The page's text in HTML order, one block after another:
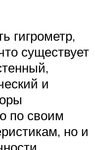
гигрометр,
существует
и
по своим
но и